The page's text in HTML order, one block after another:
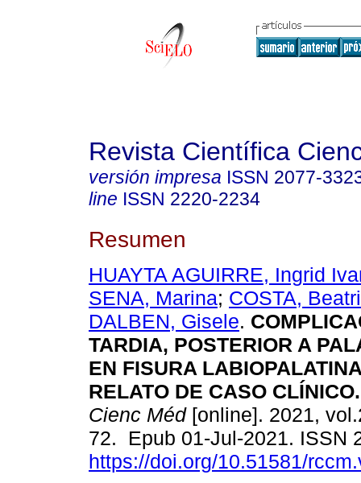
Revista Científica
versión impresa ISSN 2077-
line ISSN 2220-2234
Resumen
HUAYTA AGUIRRE, Ingrid
SENA, Marina; COSTA,
DALBEN, Gisele.
TARDIA, POSTERIOR A
EN FISURA
RELATO DE CASO CLÍNICO.
Cienc Méd[online]. 2021,
72. Epub 01-Jul-2021. ISSN
https://doi.org/10.51581/